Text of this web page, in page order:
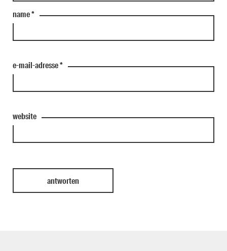
name*
e-mail-adresse*
website